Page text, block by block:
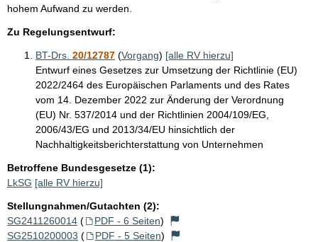
hohem Aufwand zu werden.
Zu Regelungsentwurf:
BT-Drs. 20/12787 (Vorgang) [alle RV hierzu]
Entwurf eines Gesetzes zur Umsetzung der Richtlinie (EU)
2022/2464 des Europäischen Parlaments und des Rates
vom 14. Dezember 2022 zur Änderung der Verordnung
(EU) Nr. 537/2014 und der Richtlinien 2004/109/EG,
2006/43/EG und 2013/34/EU hinsichtlich der
Nachhaltigkeitsberichterstattung von Unternehmen
Betroffene Bundesgesetze (1):
LkSG [alle RV hierzu]
Stellungnahmen/Gutachten (2):
SG2411260014 ( PDF - 6 Seiten)
SG2510200003 ( PDF - 5 Seiten)